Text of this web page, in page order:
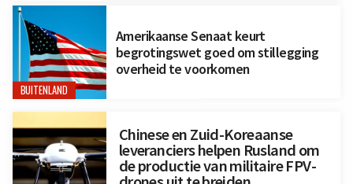
BUITENLAND
Amerikaanse Senaat keurt
begrotingswet goed om stillegging
overheid te voorkomen
Chinese en Zuid-Koreaanse
leveranciers helpen Rusland om
de productie van militaire FPV-